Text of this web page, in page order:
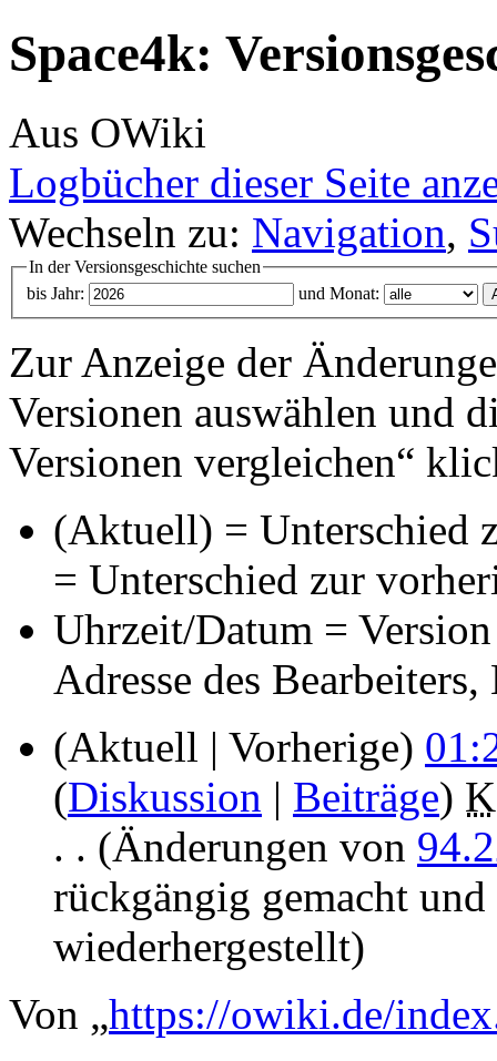
Space4k:
Aus OWiki
Logbücher dieser Seite
Wechseln zu: Navigation,
In der Versionsgeschichte suchen
bis Jahr:
und Monat:
Zur Anzeige der
Versionen auswählen und
Versionen vergleichen“
(Aktuell) = Unterschied
= Unterschied zur
Uhrzeit/Datum =
Adresse des
(Aktuell | Vorherige)
(Diskussion | Beiträge) K
. . (Änderungen von
rückgängig gemacht
wiederhergestellt)
Von „https://owiki.de/